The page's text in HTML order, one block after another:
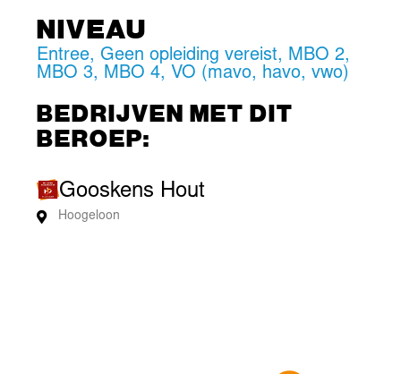
NIVEAU
Entree, Geen opleiding vereist, MBO 2,
MBO 3, MBO 4, VO (mavo, havo, vwo)
BEDRIJVEN MET DIT
BEROEP:
Gooskens Hout
Hoogeloon